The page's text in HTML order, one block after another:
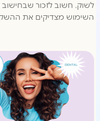
לשוק. חשוב לזכור
השימוש מצדיקים את